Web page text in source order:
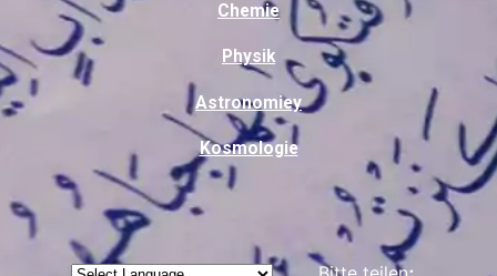
Chemie
Physik
Astronomiey
Kosmologie